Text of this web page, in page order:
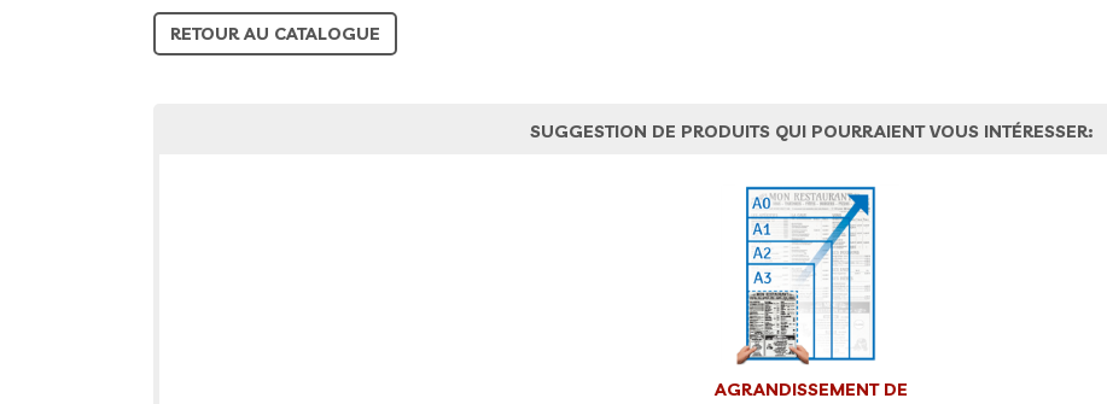
RETOUR AU CATALOGUE
SUGGESTION DE PRODUITS QUI POURRAIENT VOUS INTÉRESSER:
AGRANDISSEMENT DE